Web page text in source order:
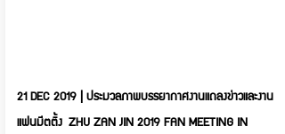
21 DEC 2019 | ประมวลภาพบรรยากาศงานแถลงข่าวและงาน
แฟนมีตติ้ง ZHU ZAN JIN 2019 FAN MEETING IN